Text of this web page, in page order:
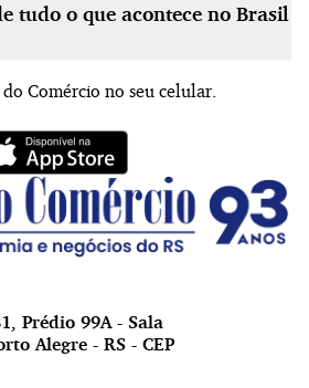
Prédio 99A - Sala
Alegre - RS - CEP
tudo o que acontece no Brasil
Comércio no seu celular.